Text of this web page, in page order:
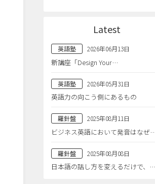
Latest
英語塾 2026年06月13日
新講座「Design Your…
英語塾 2026年05月31日
英語力の向こう側にあるもの
羅針盤 2025年08月11日
ビジネス英語において発音はなぜ…
羅針盤 2025年08月08日
日本語の話し方を変えるだけで、…